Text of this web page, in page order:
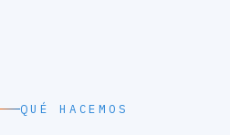
QUÉ HACEMOS